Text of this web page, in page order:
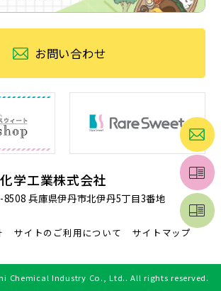
お問い合わせ
学工業株式会社
8508 兵庫県伊丹市北伊丹5丁目3番地
サイトのご利用について サイトマップ
Chemical Industry Co., Ltd.. All rights reserved.